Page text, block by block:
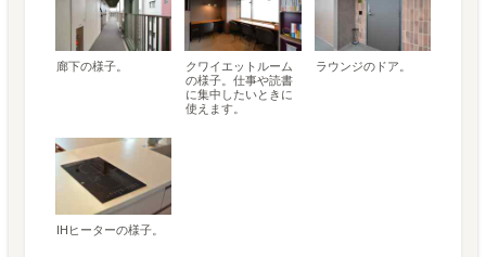
廊下の様子。
クワイエットルーム
の様子。仕事や読書
に集中したいときに
使えます。
ラウンジのドア。
IHヒーターの様子。